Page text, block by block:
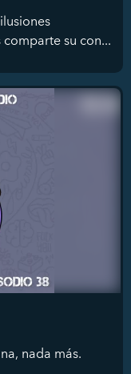
su con...
nada más.